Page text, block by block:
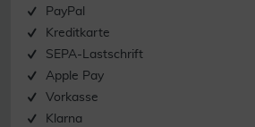
PayPal
Kreditkarte
SEPA-Lastschrift
Apple Pay
Vorkasse
Klarna